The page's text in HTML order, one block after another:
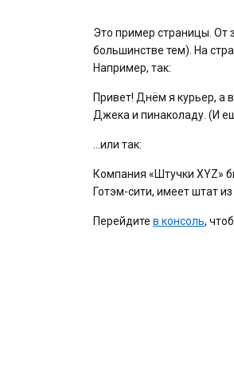
Это пример страницы. От
большинстве тем). На
Например, так:
Привет! Днём я курьер, а
Джека и пинаколаду. (И
…или так:
Компания «Штучки XYZ»
Готэм-сити, имеет штат
Перейдите в консоль,